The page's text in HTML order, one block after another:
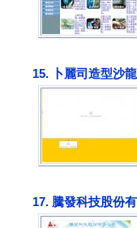
15. 卜麗司造型沙龍
17. 騰發科技股份